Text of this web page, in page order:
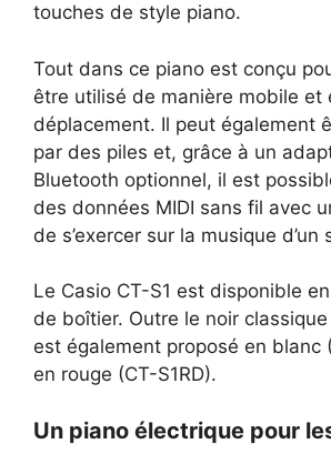
touches de style piano.
Tout dans ce piano est conçu
être utilisé de manière mobile et
déplacement. Il peut également
par des piles et, grâce à un
Bluetooth optionnel, il est
des données MIDI sans fil avec
de s’exercer sur la musique d’un
Le Casio CT-S1 est disponible
de boîtier. Outre le noir classique
est également proposé en blanc
en rouge (CT-S1RD).
Un piano électrique pour